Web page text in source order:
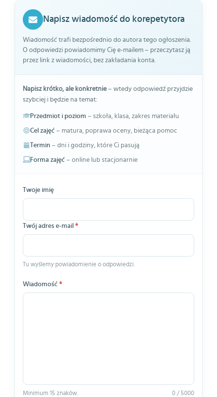
Napisz wiadomość do korepetytora
Wiadomość trafi bezpośrednio do autora tego ogłoszenia.
O odpowiedzi powiadomimy Cię e-mailem – przeczytasz ją
przez link z wiadomości, bez zakładania konta.
Napisz krótko, ale konkretnie– wtedy odpowiedź przyjdzie
szybciej i będzie na temat:
Przedmiot i poziom – szkoła, klasa, zakres materiału
Cel zajęć – matura, poprawa oceny, bieżąca pomoc
Termin – dni i godziny, które Ci pasują
Forma zajęć – online lub stacjonarnie
Twoje imię
Twój adres e-mail *
Tu wyślemy powiadomienie o odpowiedzi.
Wiadomość *
Minimum 15 znaków. 0 / 5000